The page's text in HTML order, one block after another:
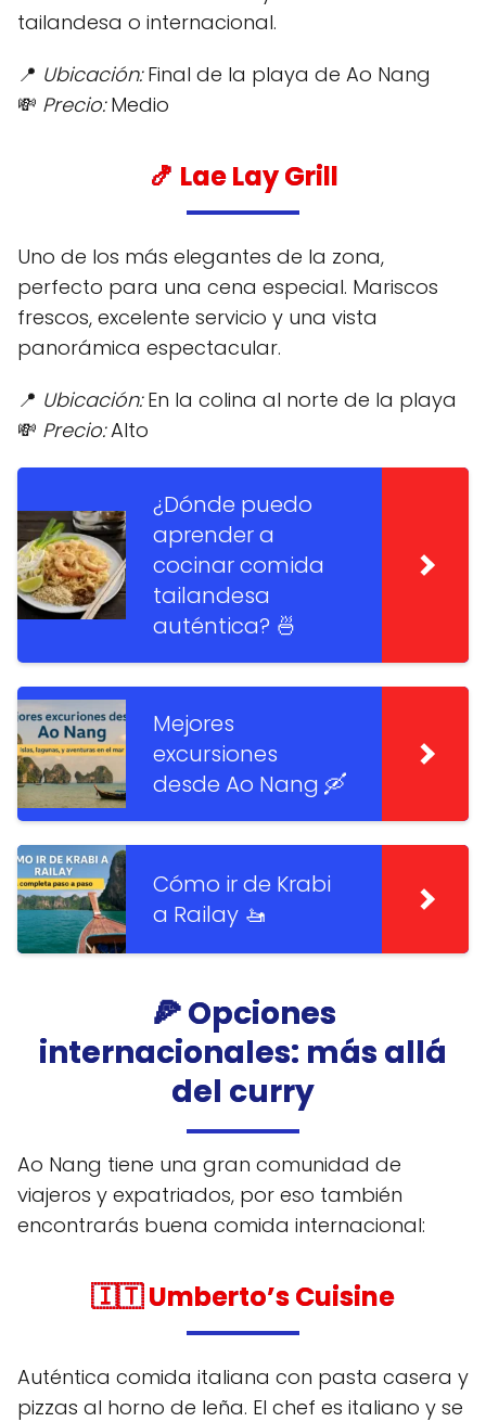
tailandesa o internacional.
📍 Ubicación:Final de la playa de Ao Nang
💸 Precio:Medio
🍤 Lae Lay Grill
Uno de los más elegantes de la zona,
perfecto para una cena especial. Mariscos
frescos, excelente servicio y una vista
panorámica espectacular.
📍 Ubicación:En la colina al norte de la playa
💸 Precio:Alto
¿Dónde puedo
aprender a
cocinar comida
tailandesa
auténtica? 🍜
Mejores
excursiones
desde Ao Nang 🛶
Cómo ir de Krabi
a Railay 🚤
🍕 Opciones
internacionales: más allá
del curry
Ao Nang tiene una gran comunidad de
viajeros y expatriados, por eso también
encontrarás buena comida internacional:
🇮🇹Umberto’s Cuisine
Auténtica comida italiana con pasta casera y
pizzas al horno de leña. El chef es italiano y se